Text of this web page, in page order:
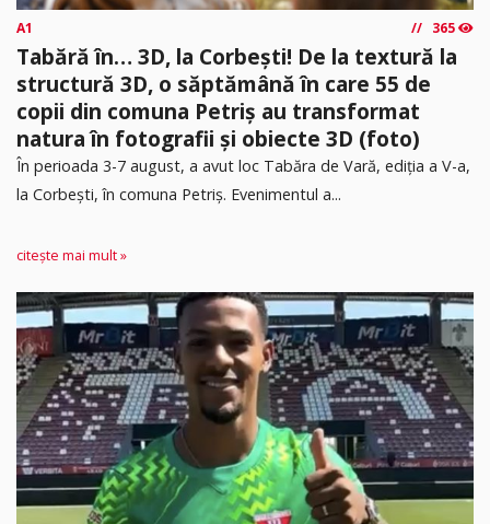
A1 365
Tabără în… 3D, la Corbești! De la textură la
structură 3D, o săptămână în care 55 de
copii din comuna Petriș au transformat
natura în fotografii și obiecte 3D (foto)
În perioada 3-7 august, a avut loc Tabăra de Vară, ediția a V-a,
la Corbești, în comuna Petriș. Evenimentul a...
citește mai mult »